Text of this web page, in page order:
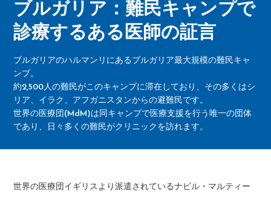
ブルガリア：難民キャンプで
診療するある医師の証言
ブルガリアのハルマンリにあるブルガリア最大規模の難民キャ
ンプ。
約2,500人の難民がこのキャンプに滞在しており、その多くはシ
リア、イラク、アフガニスタンからの避難民です。
世界の医療団(MdM)は同キャンプで医療支援を行う唯一の団体
であり、日々多くの難民がクリニックを訪れます。
世界の医療団イギリスより派遣されているナビル・マルティー